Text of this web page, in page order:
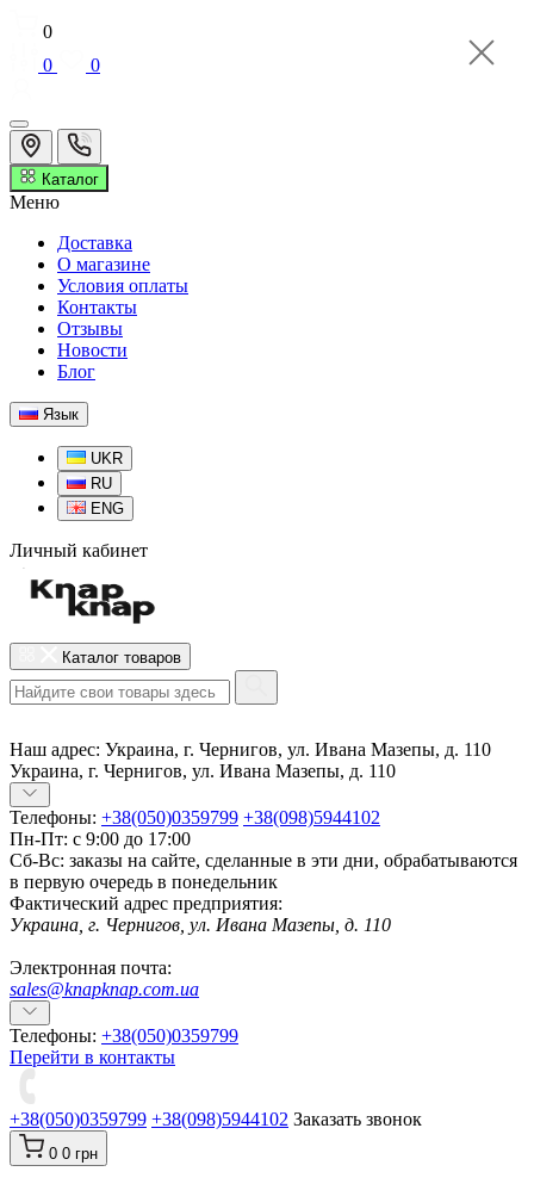
0
0
0
Каталог
Меню
Доставка
О магазине
Условия оплаты
Контакты
Отзывы
Новости
Блог
Язык
UKR
RU
ENG
Личный кабинет
Каталог товаров
Наш адрес: Украина, г. Чернигов, ул. Ивана Мазепы, д. 110
Украина, г. Чернигов, ул. Ивана Мазепы, д. 110
Телефоны: +38(050)0359799 +38(098)5944102
Пн-Пт: с 9:00 до 17:00
Сб-Вс: заказы на сайте, сделанные в эти дни, обрабатываются
в первую очередь в понедельник
Фактический адрес предприятия:
Украина, г. Чернигов, ул. Ивана Мазепы, д. 110
Электронная почта:
sales@knapknap.com.ua
Телефоны: +38(050)0359799
Перейти в контакты
+38(050)0359799 +38(098)5944102 Заказать звонок
0 0 грн